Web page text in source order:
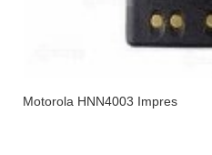
Motorola HNN4003 Impres